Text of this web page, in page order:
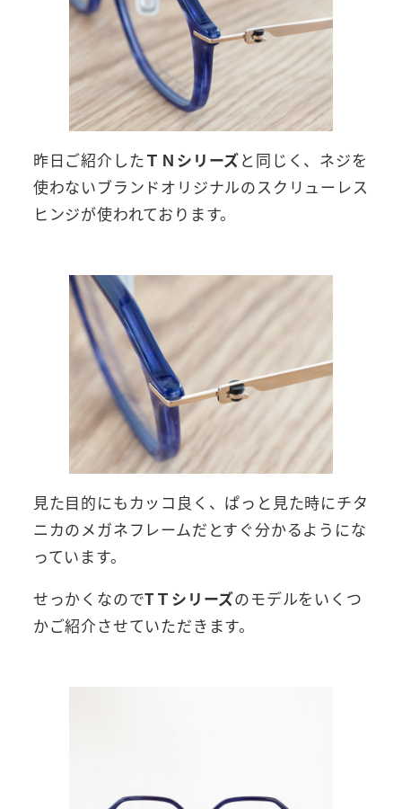
昨日ご紹介したＴＮシリーズと同じく、ネジを
使わないブランドオリジナルのスクリューレス
ヒンジが使われております。
見た目的にもカッコ良く、ぱっと見た時にチタ
ニカのメガネフレームだとすぐ分かるようにな
っています。
せっかくなのでTＴシリーズのモデルをいくつ
かご紹介させていただきます。